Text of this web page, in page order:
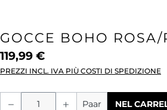
GOCCE BOHO ROSA/
119,99 €
PREZZI INCL. IVA PIÙ COSTI DI SPEDIZIONE
Quantità del prodotto:
Paar NEL